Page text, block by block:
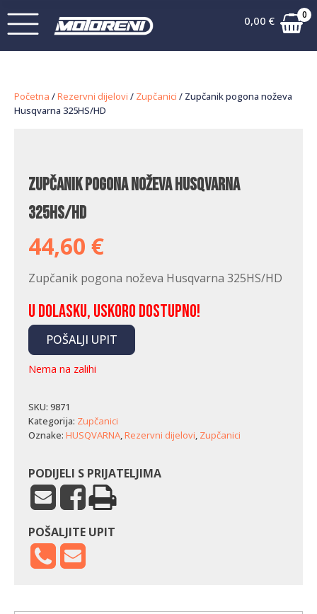
0,00 € 0
Početna /Rezervni dijelovi / Zupčanici / Zupčanik pogona noževa
Husqvarna 325HS/HD
Zupčanik pogona noževa Husqvarna
325HS/HD
44,60 €
Zupčanik pogona noževa Husqvarna 325HS/HD
U dolasku, uskoro dostupno!
POŠALJI UPIT
Nema na zalihi
SKU: 9871
Kategorija: Zupčanici
Oznake: HUSQVARNA,Rezervni dijelovi, Zupčanici
PODIJELI S PRIJATELJIMA
POŠALJITE UPIT